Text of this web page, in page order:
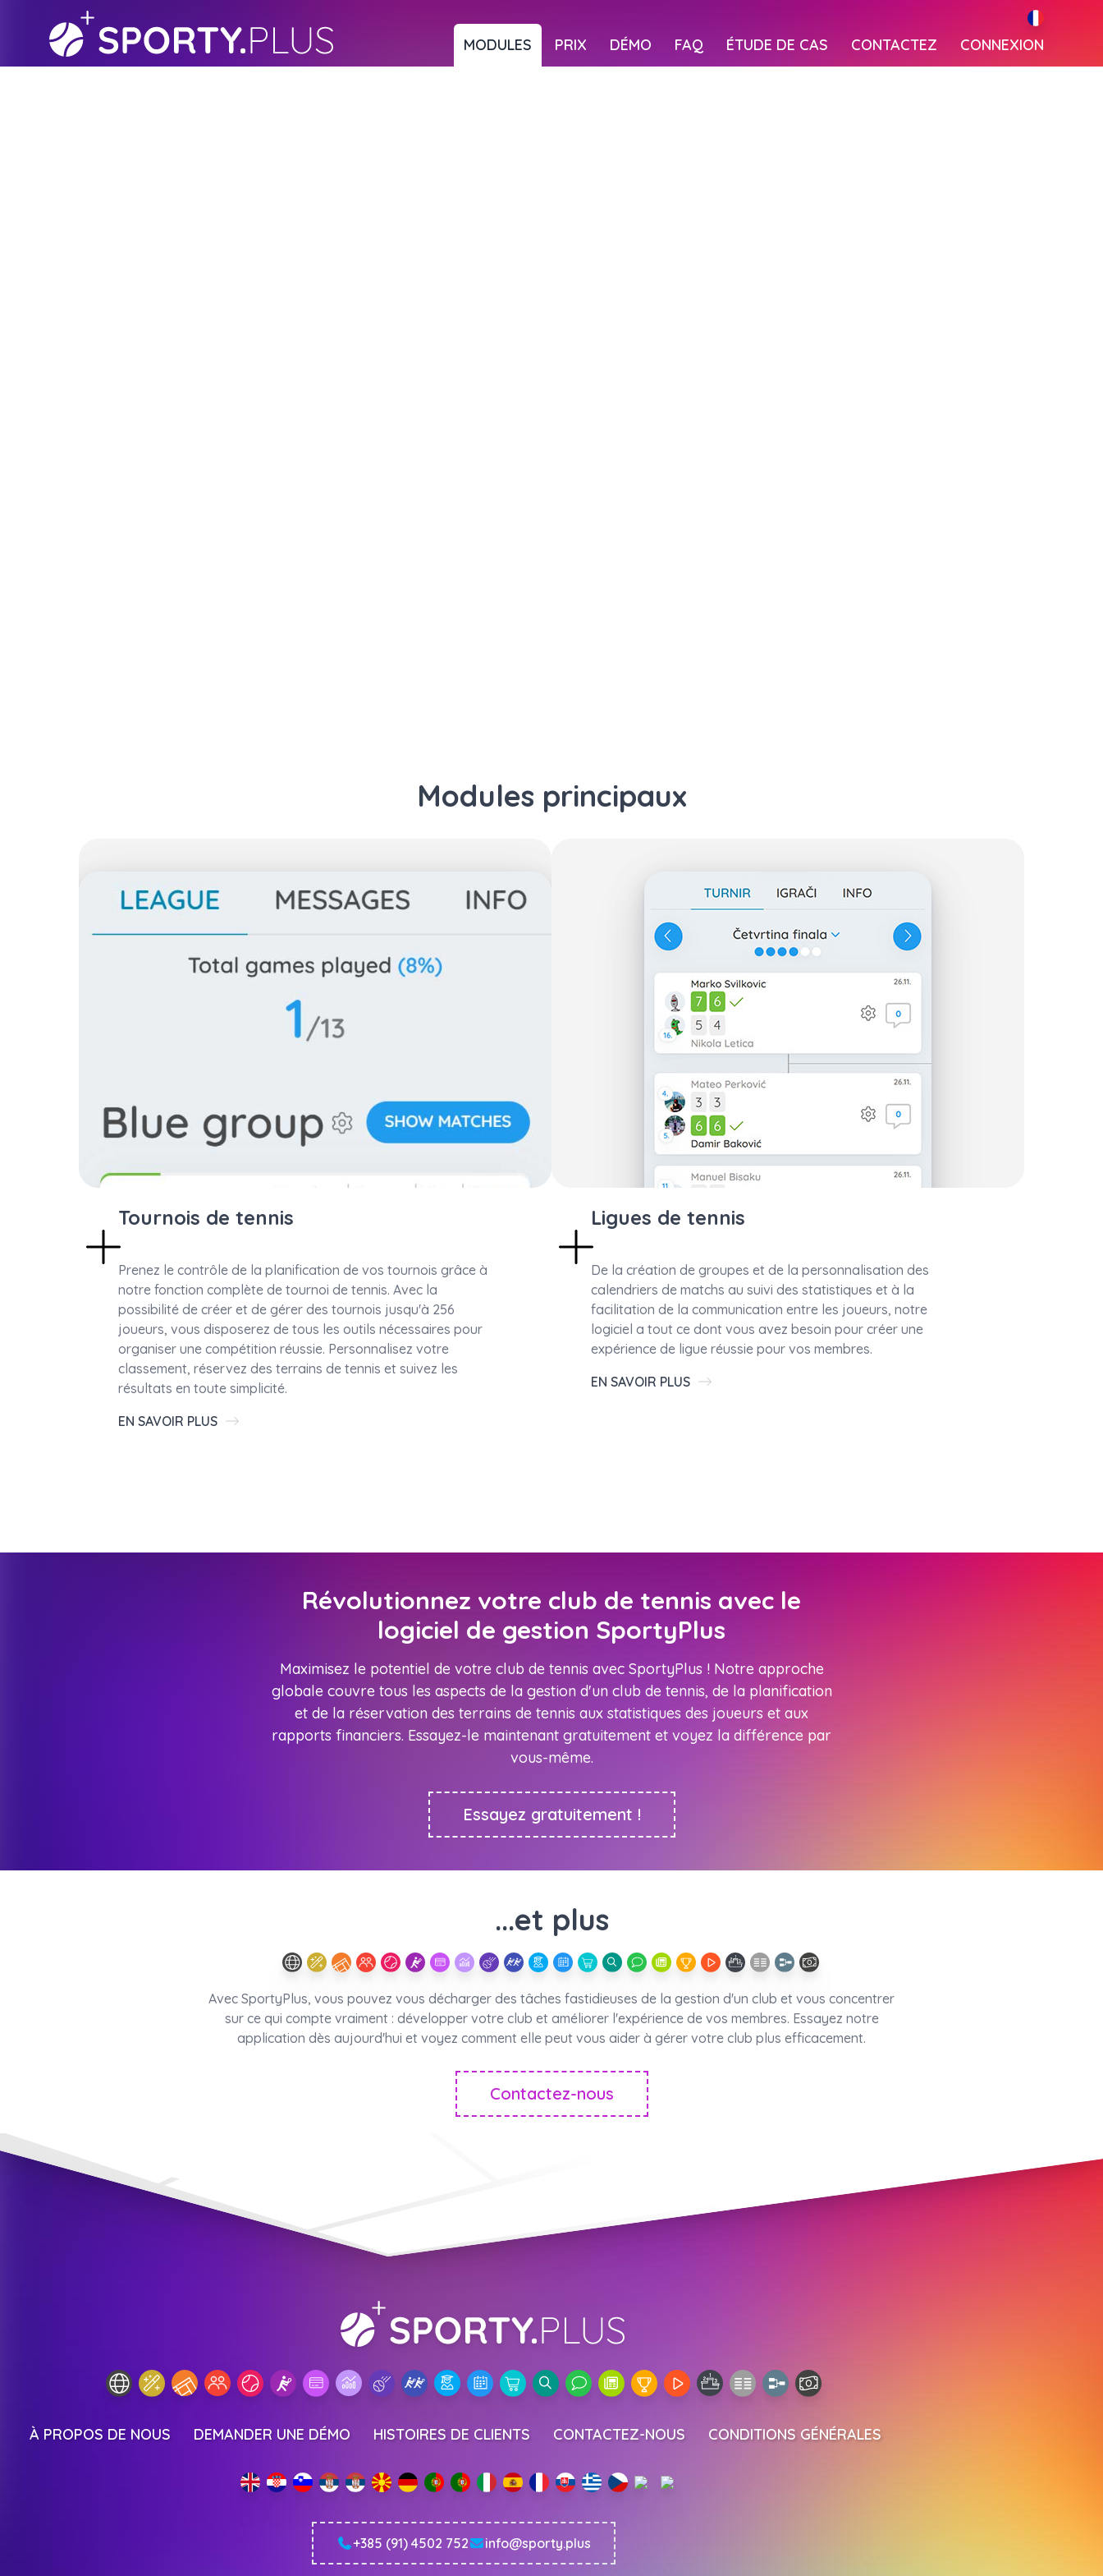
MODULES PRIX DÉMO FAQ ÉTUDE DE CAS CONTACTEZ CONNEXION
Modules principaux
Tournois de tennis
Prenez le contrôle de la planification de vos tournois grâce à
notre fonction complète de tournoi de tennis. Avec la
possibilité de créer et de gérer des tournois jusqu'à 256
joueurs, vous disposerez de tous les outils nécessaires pour
organiser une compétition réussie. Personnalisez votre
classement, réservez des terrains de tennis et suivez les
résultats en toute simplicité.
EN SAVOIR PLUS
Ligues de tennis
De la création de groupes et de la personnalisation des
calendriers de matchs au suivi des statistiques et à la
facilitation de la communication entre les joueurs, notre
logiciel a tout ce dont vous avez besoin pour créer une
expérience de ligue réussie pour vos membres.
EN SAVOIR PLUS
Révolutionnez votre club de tennis avec le
logiciel de gestion SportyPlus
Maximisez le potentiel de votre club de tennis avec SportyPlus ! Notre approche
globale couvre tous les aspects de la gestion d'un club de tennis, de la planification
et de la réservation des terrains de tennis aux statistiques des joueurs et aux
rapports financiers. Essayez-le maintenant gratuitement et voyez la différence par
vous-même.
Essayez gratuitement !
...et plus
Avec SportyPlus, vous pouvez vous décharger des tâches fastidieuses de la gestion d'un club et vous concentrer
sur ce qui compte vraiment : développer votre club et améliorer l'expérience de vos membres. Essayez notre
application dès aujourd'hui et voyez comment elle peut vous aider à gérer votre club plus efficacement.
Contactez-nous
À PROPOS DE NOUS DEMANDER UNE DÉMO HISTOIRES DE CLIENTS CONTACTEZ-NOUS CONDITIONS GÉNÉRALES
+385 (91) 4502 752 info@sporty.plus